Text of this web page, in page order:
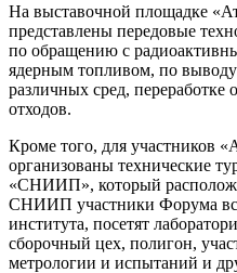
На выставочной площадке
представлены передовые
по обращению с
ядерным топливом, по
различных сред,
отходов.
Кроме того, для участников
организованы технические
«СНИИП», который
СНИИП участники Форума
института, посетят
сборочный цех, полигон,
метрологии и испытаний и